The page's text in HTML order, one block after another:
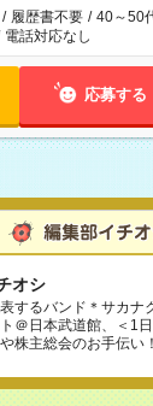
/ 履歴書不要 / 40～50
電話対応なし
応募する
オシ
するバンド＊サカナ
＠日本武道館、＜1
株主総会のお手伝い